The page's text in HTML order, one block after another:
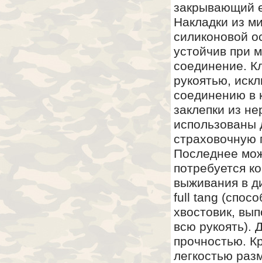
закрывающий
Накладки из
силиконовой
устойчив при
соединение.
рукоятью,
соединению в
заклепки из
использованы
страховочную
Последнее
потребуется
выживания в
full tang
хвостовик,
всю рукоять).
прочностью.
легкостью